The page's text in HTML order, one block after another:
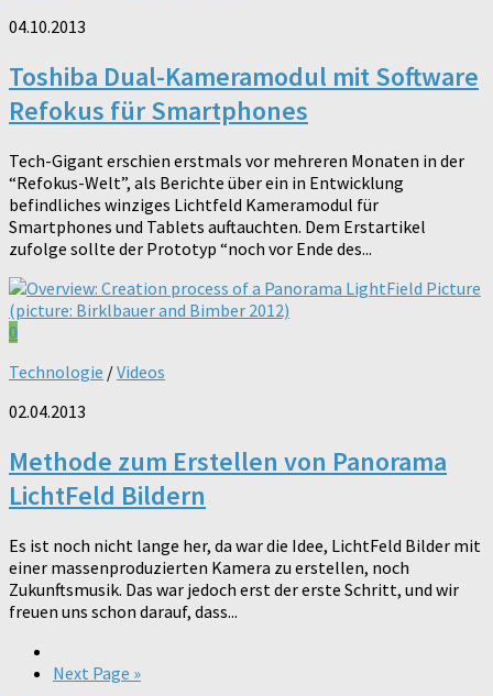
04.10.2013
Toshiba Dual-Kameramodul mit Software
Refokus für Smartphones
Tech-Gigant erschien erstmals vor mehreren Monaten in der
“Refokus-Welt”, als Berichte über ein in Entwicklung
befindliches winziges Lichtfeld Kameramodul für
Smartphones und Tablets auftauchten. Dem Erstartikel
zufolge sollte der Prototyp “noch vor Ende des...
0
Technologie /Videos
02.04.2013
Methode zum Erstellen von Panorama
LichtFeld Bildern
Es ist noch nicht lange her, da war die Idee, LichtFeld Bilder mit
einer massenproduzierten Kamera zu erstellen, noch
Zukunftsmusik. Das war jedoch erst der erste Schritt, und wir
freuen uns schon darauf, dass...
Next Page »